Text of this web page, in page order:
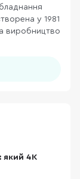
у 1981
виробництво
який 4K